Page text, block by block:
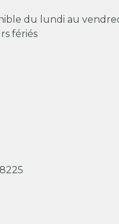
du lundi au
fériés